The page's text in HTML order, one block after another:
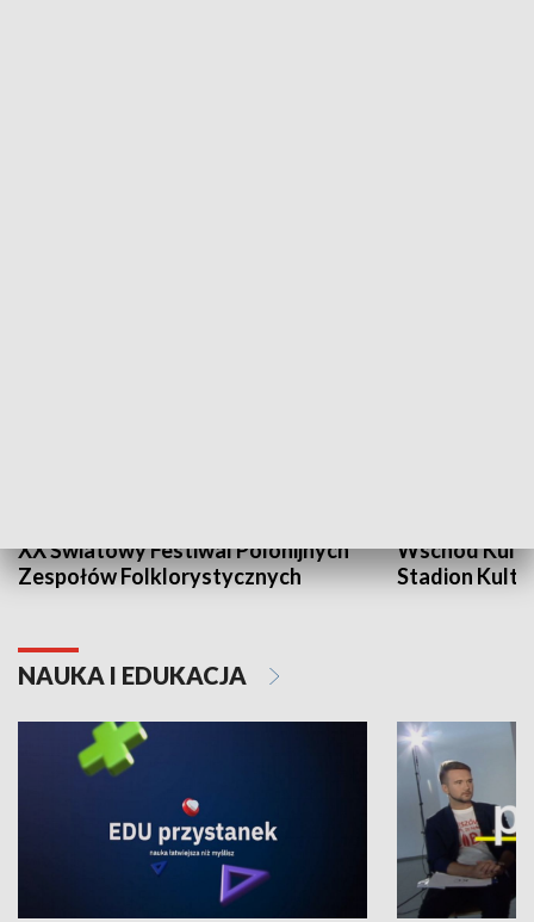
XX Światowy Festiwal Polonijnych
Zespołów Folklorystycznych
Wschód
Stadion
NAUKA I EDUKACJA